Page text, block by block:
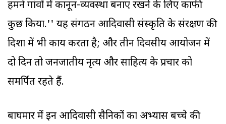
हमने गांवों में कानून-व्यवस्था बनाए रखने के लिए काफी
कुछ किया.'' यह संगठन आदिवासी संस्कृति के संरक्षण की
दिशा में भी कार्य करता है; और तीन दिवसीय आयोजन में
दो दिन तो जनजातीय नृत्य और साहित्य के प्रचार को
समर्पित रहते हैं.
बाघमार में इन आदिवासी सैनिकों का अभ्यास बच्चे की